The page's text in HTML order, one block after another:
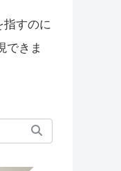
指すのに
できま